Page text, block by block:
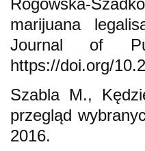
Rogowska-
marijuana
Journal of
https://doi.org/
Szabla M.,
przegląd
2016.